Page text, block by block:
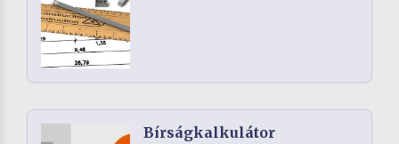
Bírságkalkulátor